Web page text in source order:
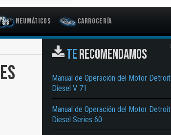
Neumáticos Carrocería
TERECOMENDAMOS
Manual de Operación del Motor Detroit
Diesel V 71
Manual de Operación del Motor Detroit
Diesel Series 60